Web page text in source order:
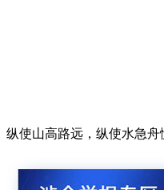
纵使山高路远，纵使水急舟